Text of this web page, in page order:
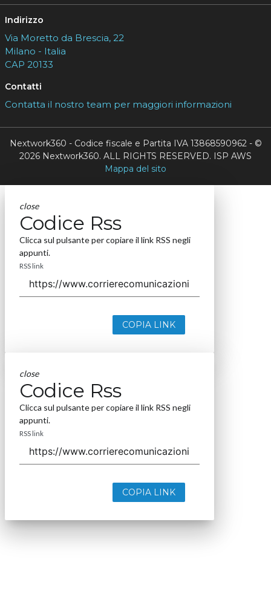
Indirizzo
Via Moretto da Brescia, 22
Milano - Italia
CAP 20133
Contatti
Contatta il nostro team per maggiori informazioni
Nextwork360 - Codice fiscale e Partita IVA 13868590962 - ©
2026 Nextwork360. ALL RIGHTS RESERVED. ISP AWS
Mappa del sito
close
Codice Rss
Clicca sul pulsante per copiare il link RSS negli
appunti.
RSS link
COPIA LINK
close
Codice Rss
Clicca sul pulsante per copiare il link RSS negli
appunti.
RSS link
COPIA LINK